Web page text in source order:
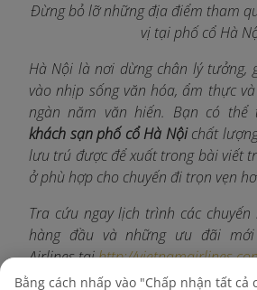
Đừng bỏ lỡ những địa điểm tham
vị tại phố cổ Hà
Hà Nội là nơi dừng chân lý tưởng,
vào nhịp sống văn hóa, ẩm thực
ngàn năm văn hiến. Bạn có thể
khách sạn phố cổ Hà Nộichất
lưu trú được để xuất trong bài viết
ở phù hợp cho chuyến đi trọn vẹn
Tra cứu ngay lịch trình các
hàng đầu và những ưu đãi
Airlines tạihttp://
Bằng cách nhấp vào "Chấp nhận tất cả